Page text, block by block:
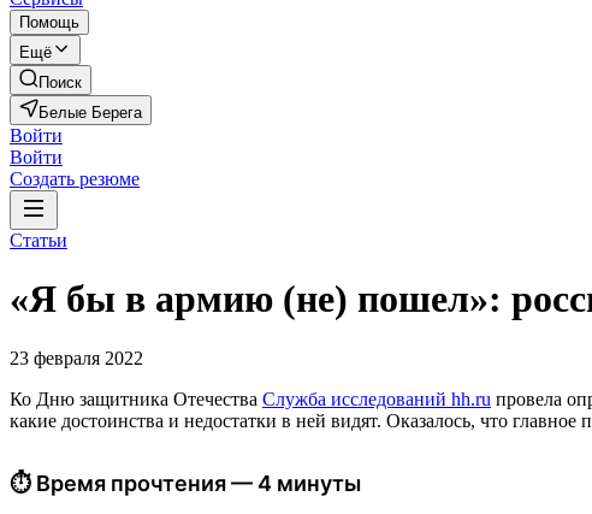
Помощь
Ещё
Поиск
Белые Берега
Войти
Войти
Создать резюме
Статьи
«Я бы в армию (не) пошел»:
23 февраля 2022
Ко Дню защитника Отечества Служба исследований hh.ru провела
какие достоинства и недостатки в ней видят. Оказалось, что
⏱ Время прочтения — 4 минуты